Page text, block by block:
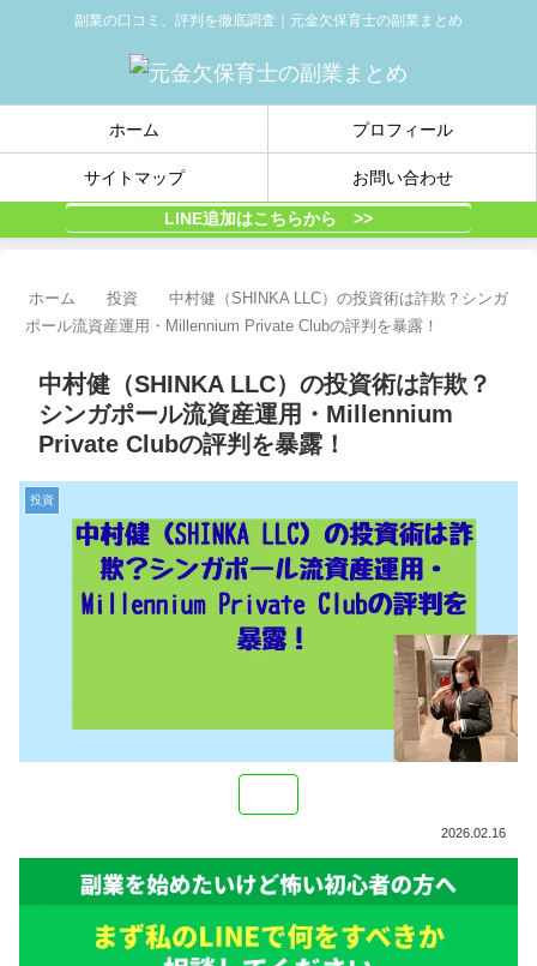
副業の口コミ、評判を徹底調査｜元金欠保育士の副業まとめ
ホーム プロフィール
サイトマップ お問い合わせ
LINE追加はこちらから >>
ホーム 投資
中村健（SHINKA LLC）の投資術は詐欺？シンガ
ポール流資産運用・Millennium Private Clubの評判を暴露！
中村健（SHINKA LLC）の投資術は詐欺？
シンガポール流資産運用・Millennium
Private Clubの評判を暴露！
投資
2026.02.16